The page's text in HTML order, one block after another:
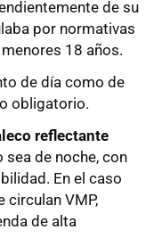
de su
por normativas
18 años.
de día como de
obligatorio.
reflectante
de noche, con
En el caso
circulan VMP,
de alta